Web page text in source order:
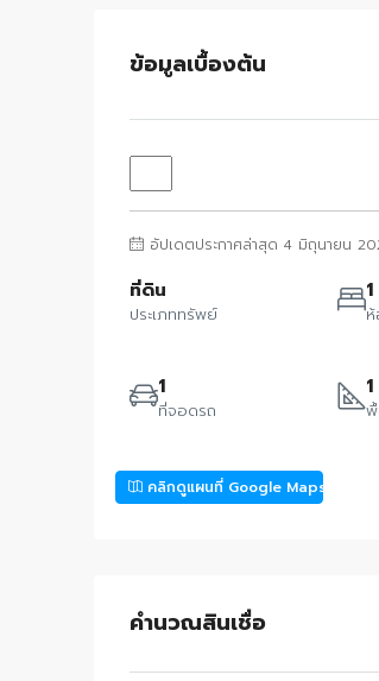
ข้อมูลเบื้องต้น
อัปเดตประกาศล่าสุด 4 มิถุนายน
ที่ดิน
ประเภททรัพย์
1
1
ที่จอดรถ พื้
คลิกดูแผนที่ Google Maps
คำนวณสินเชื่อ